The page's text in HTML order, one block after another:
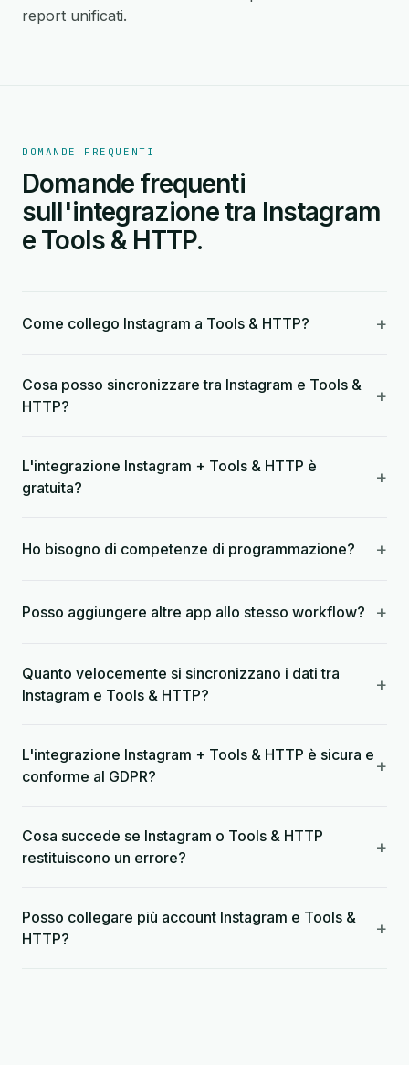
report unificati.
DOMANDE FREQUENTI
Domande frequenti
sull'integrazione tra Instagram
e Tools & HTTP.
Come collego Instagram a Tools & HTTP? +
Cosa posso sincronizzare tra Instagram e Tools &
HTTP?
+
L'integrazione Instagram + Tools & HTTP è
gratuita?
+
Ho bisogno di competenze di programmazione? +
Posso aggiungere altre app allo stesso workflow? +
Quanto velocemente si sincronizzano i dati tra
Instagram e Tools & HTTP?
+
L'integrazione Instagram + Tools & HTTP è sicura e
conforme al GDPR?
+
Cosa succede se Instagram o Tools & HTTP
restituiscono un errore?
+
Posso collegare più account Instagram e Tools &
HTTP?
+